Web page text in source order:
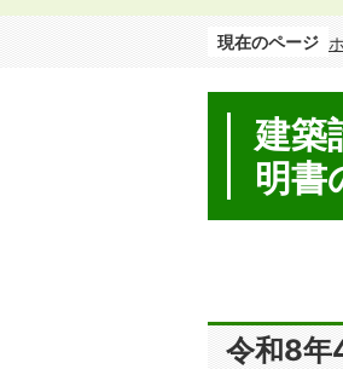
現在のページ
建築
明書
令和8年